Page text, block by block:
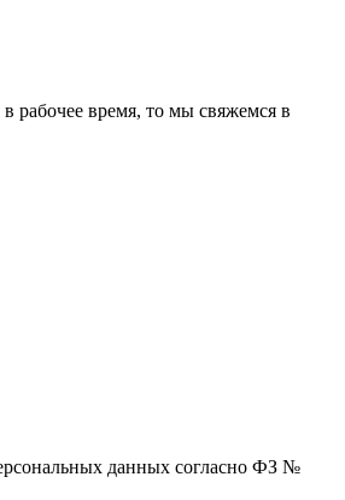
рабочее время, то мы свяжемся в
данных согласно ФЗ №